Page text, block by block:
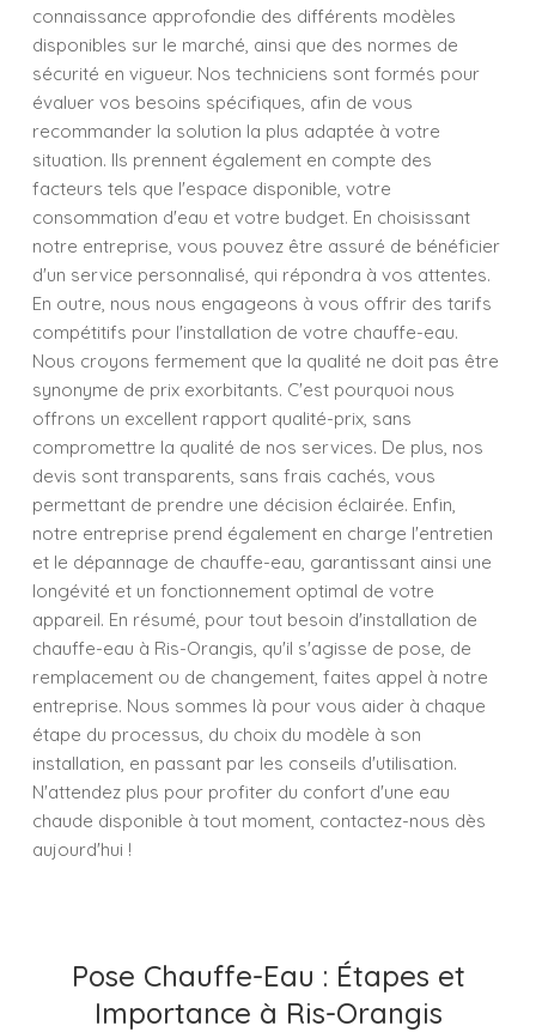
connaissance approfondie des différents modèles
disponibles sur le marché, ainsi que des normes de
sécurité en vigueur. Nos techniciens sont formés pour
évaluer vos besoins spécifiques, afin de vous
recommander la solution la plus adaptée à votre
situation. Ils prennent également en compte des
facteurs tels que l'espace disponible, votre
consommation d'eau et votre budget. En choisissant
notre entreprise, vous pouvez être assuré de bénéficier
d'un service personnalisé, qui répondra à vos attentes.
En outre, nous nous engageons à vous offrir des tarifs
compétitifs pour l'installation de votre chauffe-eau.
Nous croyons fermement que la qualité ne doit pas être
synonyme de prix exorbitants. C'est pourquoi nous
offrons un excellent rapport qualité-prix, sans
compromettre la qualité de nos services. De plus, nos
devis sont transparents, sans frais cachés, vous
permettant de prendre une décision éclairée. Enfin,
notre entreprise prend également en charge l'entretien
et le dépannage de chauffe-eau, garantissant ainsi une
longévité et un fonctionnement optimal de votre
appareil. En résumé, pour tout besoin d'installation de
chauffe-eau à Ris-Orangis, qu'il s'agisse de pose, de
remplacement ou de changement, faites appel à notre
entreprise. Nous sommes là pour vous aider à chaque
étape du processus, du choix du modèle à son
installation, en passant par les conseils d'utilisation.
N'attendez plus pour profiter du confort d'une eau
chaude disponible à tout moment, contactez-nous dès
aujourd'hui !
Pose Chauffe-Eau : Étapes et
Importance à Ris-Orangis